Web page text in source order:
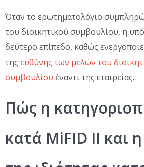
Όταν το ερωτηματολόγιο
του διοικητικού συμβουλίου, η
δεύτερο επίπεδο, καθώς
της ευθύνης των μελών του
συμβουλίου έναντι της εταιρείας.
Πώς η
κατά MiFID II και